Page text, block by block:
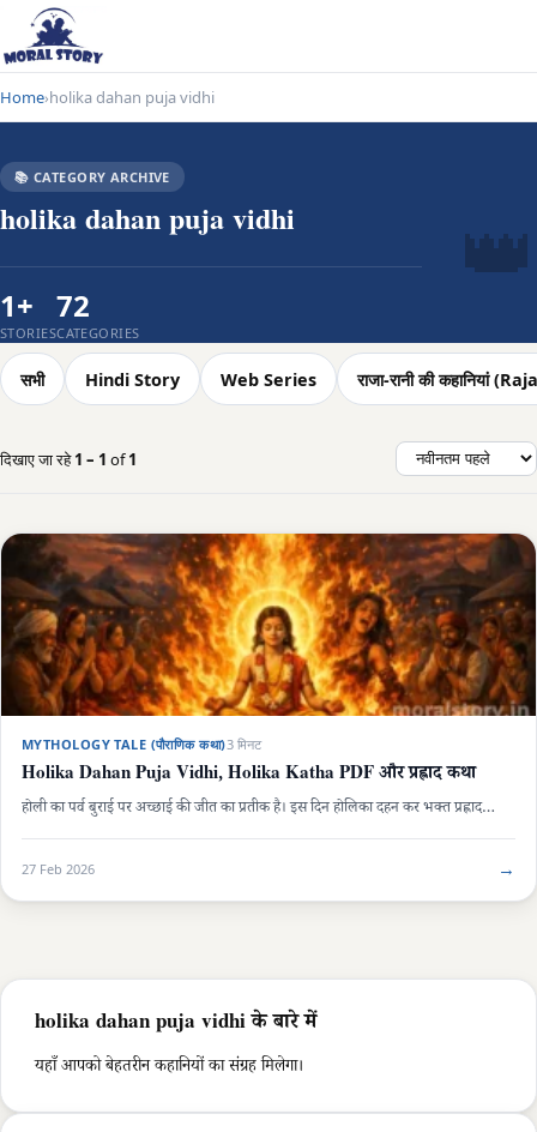
Home›holika dahan puja vidhi
📚 CATEGORY ARCHIVE
holika dahan puja vidhi
1+
STORIES
72
CATEGORIES
👑
सभी Hindi Story Web Series राजा-रानी की कहानियां
दिखाए जा रहे1 – 1 of1
MYTHOLOGY TALE (पौराणिक कथा)3 मिनट
Holika Dahan Puja Vidhi, Holika Katha PDF और प्रह्लाद कथा
होली का पर्व बुराई पर अच्छाई की जीत का प्रतीक है। इस दिन होलिका दहन कर भक्त प्रह्लाद…
27 Feb 2026 →
holika dahan puja vidhi के बारे में
यहाँ आपको बेहतरीन कहानियों का संग्रह मिलेगा।